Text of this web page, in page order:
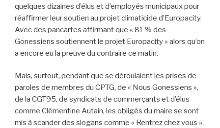
quelques dizaines d’élus et d’employés municipaux pour
réaffirmer leur soutien au projet climaticide d’Europacity.
Avec des pancartes affirmant que « 81 % des
Gonessiens soutiennent le projet Europacity » alors qu’on
a encore eu la preuve du contraire ce matin.
Mais, surtout, pendant que se déroulaient les prises de
paroles de membres du CPTG, de « Nous Gonessiens »,
de la CGT95, de syndicats de commerçants et d’élus
comme Clémentine Autain, les obligés du maire se sont
mis à scander des slogans comme « Rentrez chez vous »,